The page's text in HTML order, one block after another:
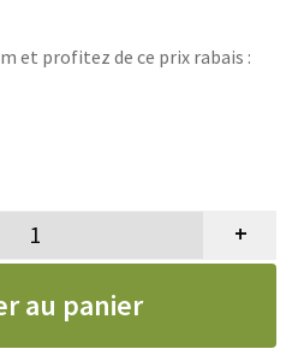
et profitez de ce prix rabais :
quantité de PCB tondeuse Saphir
+
au panier